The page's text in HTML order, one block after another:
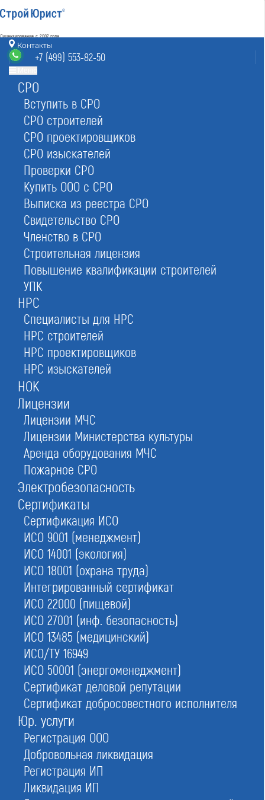
Лицензирование с 2007 года
4.93
Наш рейтинг
80отзывов
8 (800) 700-15-25
без выходных 7:00-20:00
+7 (499) 553-82-50
Москва, ст. м.«Баррикадная»,
ул. Большая Грузинская 12, строение 2, офис 9
Контакты
+7 (499) 553-82-50
СРО
Вступить в СРО
СРО строителей
СРО проектировщиков
СРО изыскателей
Проверки СРО
Купить ООО с СРО
Выписка из реестра СРО
Свидетельство СРО
Членство в СРО
Строительная лицензия
Повышение квалификации строителей
УПК
НРС
Специалисты для НРС
НРС строителей
НРС проектировщиков
НРС изыскателей
НОК
Лицензии
Лицензии МЧС
Лицензии Министерства культуры
Аренда оборудования МЧС
Пожарное СРО
Электробезопасность
Сертификаты
Сертификация ИСО
ИСО 9001 (менеджмент)
ИСО 14001 (экология)
ИСО 18001 (охрана труда)
Интегрированный сертификат
ИСО 22000 (пищевой)
ИСО 27001 (инф. безопасность)
ИСО 13485 (медицинский)
ИСО/ТУ 16949
ИСО 50001 (энергоменеджмент)
Сертификат деловой репутации
Сертификат добросовестного исполнителя
Юр. услуги
Регистрация ООО
Добровольная ликвидация
Регистрация ИП
Ликвидация ИП
Главная Реестр СРО Строителей
Реестр СРО строителей
стать членом объединения строителей и
получать контракты от 10 миллионов рублей
Оставьте заявку прямо сейчас
Заказать консультацию
При отправке данной формы вы соглашаетесь с
персональных данных.
Строителей
Проектировщиков
Изыскателей
Реестры саморегулируемых
организаций
Это перечни всех некоммерческих объединений
строительной сферы:
Государственный реестр